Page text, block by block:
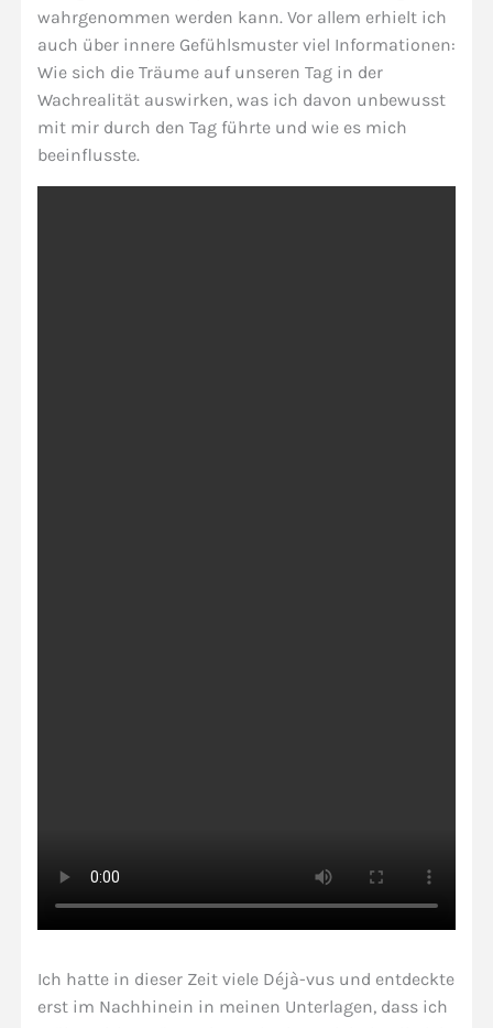
wahrgenommen werden kann. Vor allem erhielt ich
auch über innere Gefühlsmuster viel Informationen:
Wie sich die Träume auf unseren Tag in der
Wachrealität auswirken, was ich davon unbewusst
mit mir durch den Tag führte und wie es mich
beeinflusste.
Ich hatte in dieser Zeit viele Déjà-vus und entdeckte
erst im Nachhinein in meinen Unterlagen, dass ich